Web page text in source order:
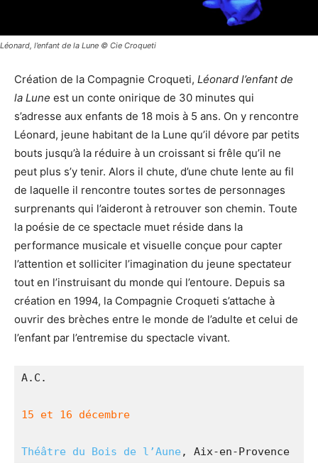
Léonard, l’enfant de la Lune © Cie Croqueti
Création de la Compagnie Croqueti, Léonard l’enfant de
la Lune est un conte onirique de 30 minutes qui
s’adresse aux enfants de 18 mois à 5 ans. On y rencontre
Léonard, jeune habitant de la Lune qu’il dévore par petits
bouts jusqu’à la réduire à un croissant si frêle qu’il ne
peut plus s’y tenir. Alors il chute, d’une chute lente au fil
de laquelle il rencontre toutes sortes de personnages
surprenants qui l’aideront à retrouver son chemin. Toute
la poésie de ce spectacle muet réside dans la
performance musicale et visuelle conçue pour capter
l’attention et solliciter l’imagination du jeune spectateur
tout en l’instruisant du monde qui l’entoure. Depuis sa
création en 1994, la Compagnie Croqueti s’attache à
ouvrir des brèches entre le monde de l’adulte et celui de
l’enfant par l’entremise du spectacle vivant.
A.C.
15 et 16 décembre
Théâtre du Bois de l’Aune , Aix-en-Provence